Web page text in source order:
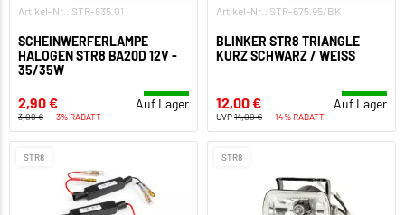
Artikel-Nr.: STR-835.01
SCHEINWERFERLAMPE
HALOGEN STR8 BA20D 12V -
35/35W
2,90 € Auf Lager
3,00 € -3% RABATT
Artikel-Nr.: STR-675.95/BK
BLINKER STR8 TRIANGLE
KURZ SCHWARZ / WEISS
12,00 € Auf Lager
UVP14,00 € -14% RABATT
STR8 STR8